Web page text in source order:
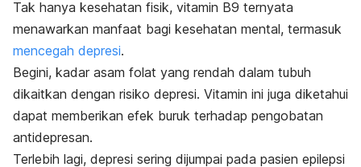
Tak hanya kesehatan fisik, vitamin B9 ternyata
menawarkan manfaat bagi kesehatan mental, termasuk
mencegah depresi.
Begini, kadar asam folat yang rendah dalam tubuh
dikaitkan dengan risiko depresi. Vitamin ini juga diketahui
dapat memberikan efek buruk terhadap pengobatan
antidepresan.
Terlebih lagi, depresi sering dijumpai pada pasien epilepsi